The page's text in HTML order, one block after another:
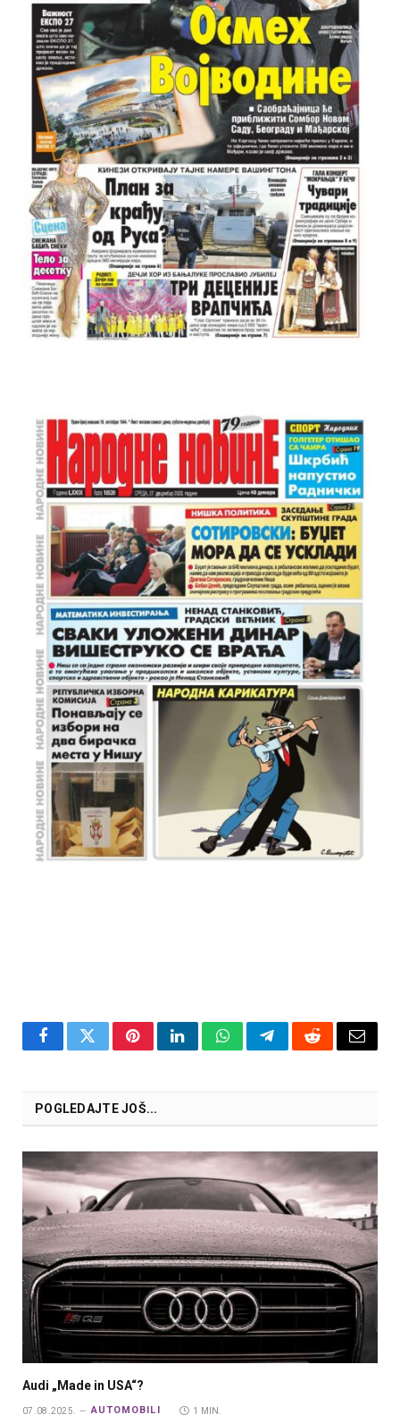
FacebookTwitterPinterestLinkedInWhatsAppTelegramRedditEmail
POGLEDAJTE JOŠ...
Audi „Made in USA“?
07.08.2025. AUTOMOBILI 1 MIN.